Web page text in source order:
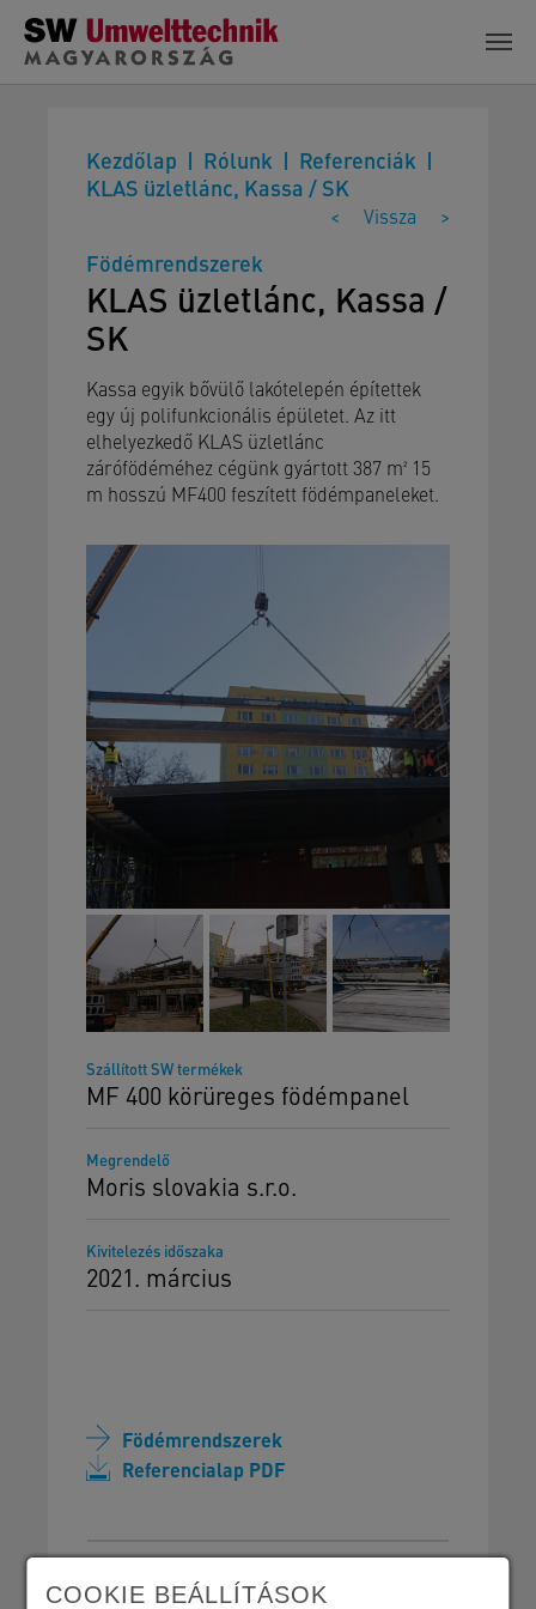
Skip to main content
Kezdőlap Rólunk
Referenciák
KLAS üzletlánc, Kassa / SK
< Vissza >
Födémrendszerek
KLAS üzletlánc, Kassa /
SK
Kassa egyik bővülő lakótelepén építettek
egy új polifunkcionális épületet. Az itt
elhelyezkedő KLAS üzletlánc
zárófödéméhez cégünk gyártott 387 m² 15
m hosszú MF400 feszített födémpaneleket.
Szállított SW termékek
MF 400 körüreges födémpanel
Megrendelő
Moris slovakia s.r.o.
Kivitelezés időszaka
2021. március
Födémrendszerek
Referencialap PDF
COOKIE BEÁLLÍTÁSOK